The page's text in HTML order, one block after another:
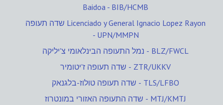
Baidoa - BIB/HCMB
שדה תעופה Licenciado y General Ignacio Lopez Rayon
- UPN/MMPN
נמל התעופה הבינלאומי צ'יליקה - BLZ/FWCL
שדה תעופה ז'יטומיר - ZTR/UKKV
שדה תעופה טולוז-בלגנאק - TLS/LFBO
שדה התעופה האזורי במונטרוז - MTJ/KMTJ